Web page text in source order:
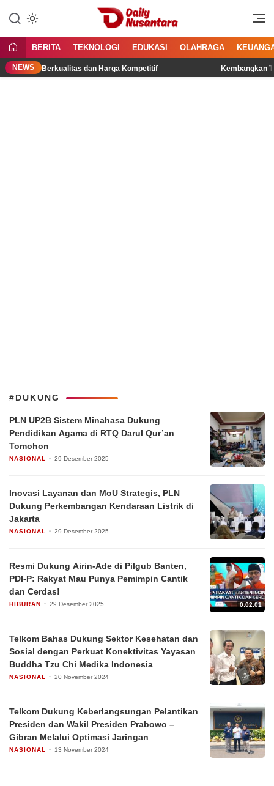
konten
Daily Nusantara
Menyajikan Fakta, Menginspirasi
BERITA TEKNOLOGI EDUKASI OLAHRAGA
NEWSBerkualitas dan Harga Kompetitif Kembangkan
#DUKUNG
PLN UP2B Sistem Minahasa Dukung
Pendidikan Agama di RTQ Darul Qur’an
Tomohon
NASIONAL 29 Desember 2025
Inovasi Layanan dan MoU Strategis, PLN
Dukung Perkembangan Kendaraan Listrik di
Jakarta
NASIONAL 29 Desember 2025
Resmi Dukung Airin-Ade di Pilgub Banten,
PDI-P: Rakyat Mau Punya Pemimpin Cantik
dan Cerdas!
HIBURAN 29 Desember 2025
▶
0:02:01
Telkom Bahas Dukung Sektor Kesehatan dan
Sosial dengan Perkuat Konektivitas Yayasan
Buddha Tzu Chi Medika Indonesia
NASIONAL 20 November 2024
Telkom Dukung Keberlangsungan Pelantikan
Presiden dan Wakil Presiden Prabowo –
Gibran Melalui Optimasi Jaringan
NASIONAL 13 November 2024